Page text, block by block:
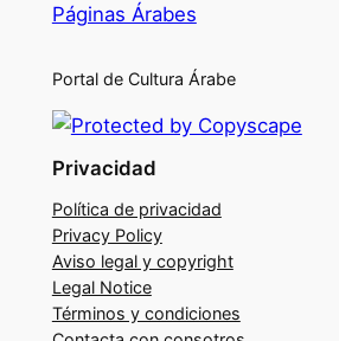
Páginas Árabes
Portal de Cultura Árabe
Privacidad
Política de privacidad
Privacy Policy
Aviso legal y copyright
Legal Notice
Términos y condiciones